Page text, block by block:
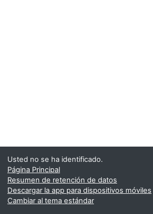
Usted no se ha identificado.
Página Principal
Resumen de retención de datos
Descargar la app para dispositivos móviles
Cambiar al tema estándar